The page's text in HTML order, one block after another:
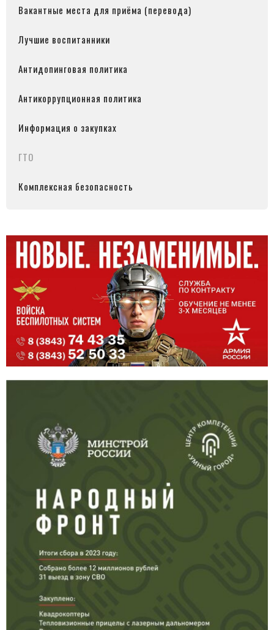
Вакантные места для приёма (перевода)
Лучшие воспитанники
Антидопинговая политика
Антикоррупционная политика
Информация о закупках
ГТО
Комплексная безопасность